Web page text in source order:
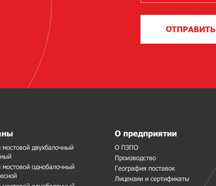
ОТПРАВИТЬ
мостовой двухбалочный
мостовой однобалочный
О предприятии
О ПЗПО
Производство
География поставок
Лицензии и сертификаты